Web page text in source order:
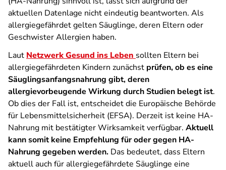
aktuellen Datenlage nicht eindeutig beantworten. Als
allergiegefährdet gelten Säuglinge, deren Eltern oder
Geschwister Allergien haben.
Laut Netzwerk Gesund ins Leben sollten Eltern bei
allergiegefährdeten Kindern zunächst prüfen, ob es eine
Säuglingsanfangsnahrung gibt, deren
allergievorbeugende Wirkung durch Studien belegt ist.
Ob dies der Fall ist, entscheidet die Europäische Behörde
für Lebensmittelsicherheit (EFSA). Derzeit ist keine HA-
Nahrung mit bestätigter Wirksamkeit verfügbar. Aktuell
kann somit keine Empfehlung für oder gegen HA-
Nahrung gegeben werden. Das bedeutet, dass Eltern
aktuell auch für allergiegefährdete Säuglinge eine